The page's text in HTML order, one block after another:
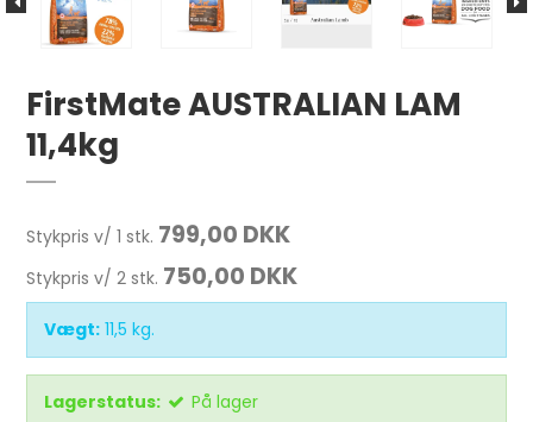
FirstMate AUSTRALIAN LAM
11,4kg
Stykpris v/ 1 stk. 799,00 DKK
Stykpris v/ 2 stk. 750,00 DKK
Vægt: 11,5 kg.
Lagerstatus: På lager